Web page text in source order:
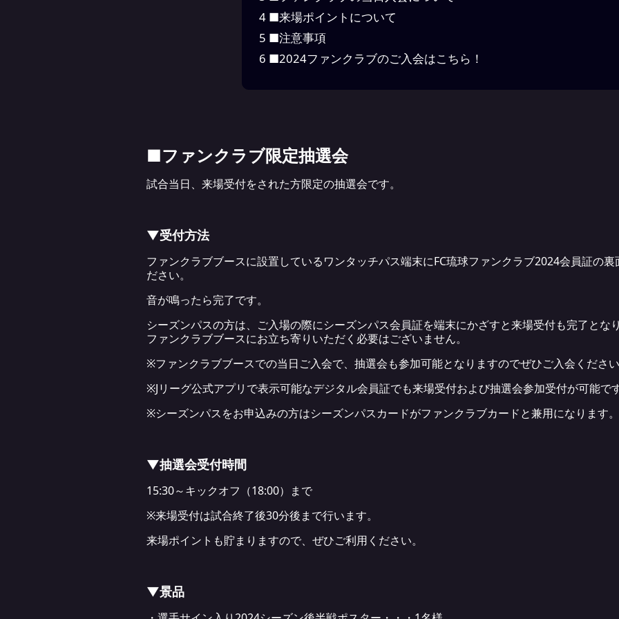
4 ■来場ポイントについて
5 ■注意事項
6 ■2024ファンクラブのご入会はこちら！
■ファンクラブ限定抽選会
試合当日、来場受付をされた方限定の抽選会です。
▼受付方法
ファンクラブブースに設置しているワンタッチパス端末にFC琉球ファンクラブ2024会員証の裏
ださい。
音が鳴ったら完了です。
シーズンパスの方は、ご入場の際にシーズンパス会員証を端末にかざすと来場受付も完了となり
ファンクラブブースにお立ち寄りいただく必要はございません。
※ファンクラブブースでの当日ご入会で、抽選会も参加可能となりますのでぜひご入会ください
※Jリーグ公式アプリで表示可能なデジタル会員証でも来場受付および抽選会参加受付が可能です
※シーズンパスをお申込みの方はシーズンパスカードがファンクラブカードと兼用になります。
▼抽選会受付時間
15:30～キックオフ（18:00）まで
※来場受付は試合終了後30分後まで行います。
来場ポイントも貯まりますので、ぜひご利用ください。
▼景品